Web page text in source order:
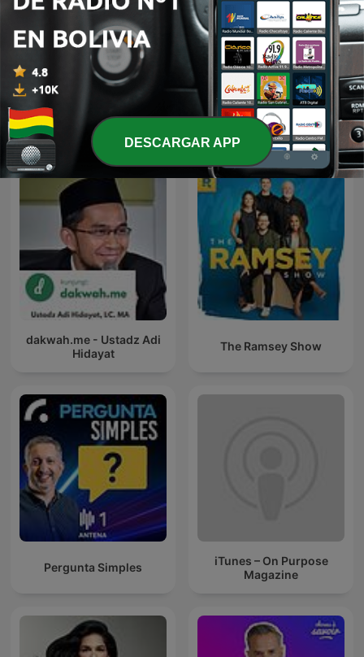
Estudio del derecho QUIEN ERES TU?
Más podcasts internacionales de
Educación
dakwah.me - Ustadz Adi
Hidayat
The Ramsey Show
Pergunta Simples
iTunes – On Purpose
Magazine
DESCARGAR APP